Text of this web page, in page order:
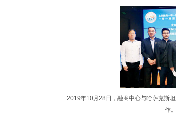
2019年10月28日，融商中心与哈萨克斯
作